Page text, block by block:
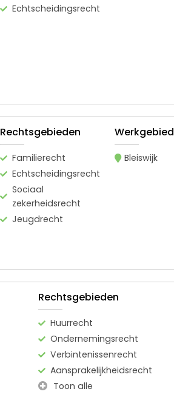
Echtscheidingsrecht
Rechtsgebieden
Familierecht
Echtscheidingsrecht
Sociaal
zekerheidsrecht
Jeugdrecht
Werkgebied
Bleiswijk
Rechtsgebieden
Huurrecht
Ondernemingsrecht
Verbintenissenrecht
Aansprakelijkheidsrecht
Toon alle